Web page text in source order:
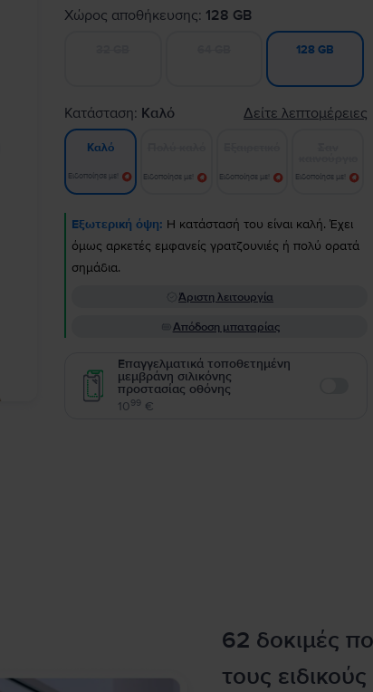
Χώρος αποθήκευσης: 128 GB
128 GB
Κατάσταση: Καλό Δείτε λεπτομέρειες
Καλό
Ειδοποίησε με! Ειδοποίησε με! Ειδοποίησε με! Ειδοποίησε με!
Εξωτερική όψη: Η κατάστασή του είναι καλή. Έχει
όμως αρκετές εμφανείς γρατζουνιές ή πολύ ορατά
σημάδια.
Άριστη λειτουργία
Απόδοση μπαταρίας
Επαγγελματικά τοποθετημένη
μεμβράνη σιλικόνης
προστασίας οθόνης
1099 €
62 δοκιμές
τους